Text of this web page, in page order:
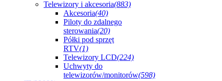
Telewizory i akcesoria(883)
Akcesoria(40)
Piloty do zdalnego
sterowania(20)
Półki pod sprzęt
RTV(1)
Telewizory LCD(224)
Uchwyty do
telewizorów/monitorów(598)